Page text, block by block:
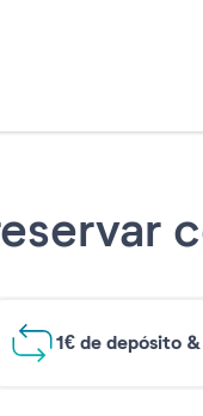
1€ de depósito